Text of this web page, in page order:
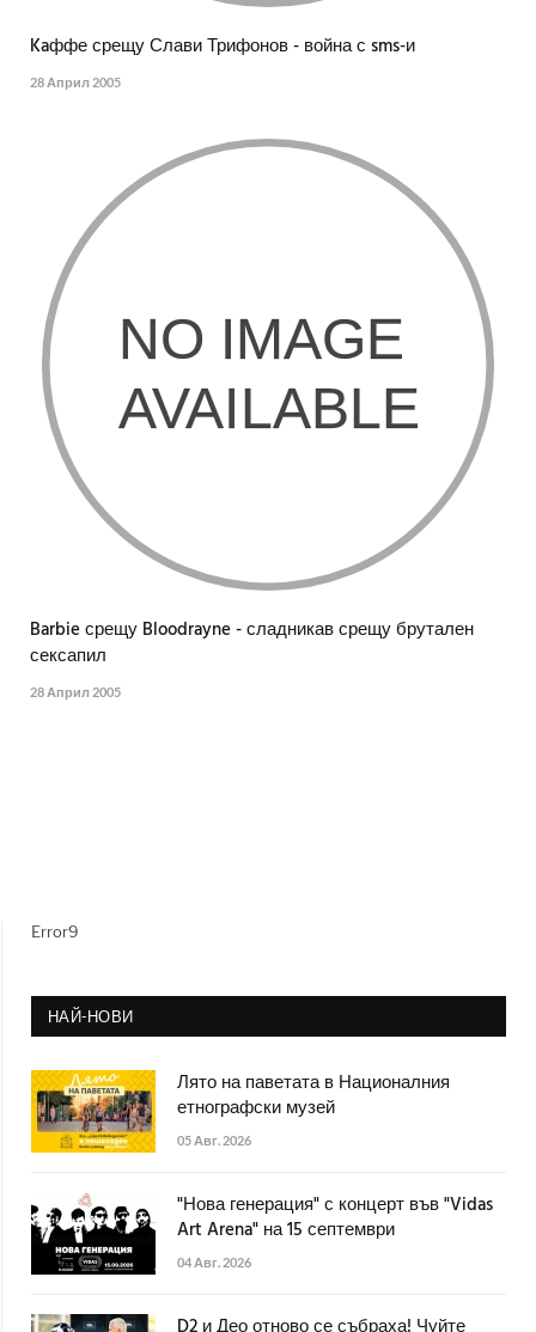
Kaффе срещу Слави Трифонов - война с sms-и
28 Април 2005
Barbie срещу Bloodrayne - сладникав срещу брутален
сексапил
28 Април 2005
Error9
НАЙ-НОВИ
Лято на паветата в Националния
етнографски музей
05 Авг. 2026
"Нова генерация" с концерт във "Vidas
Art Arena" на 15 септември
04 Авг. 2026